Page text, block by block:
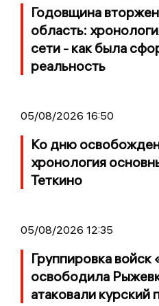
Годовщина
область:
сети - как была
реальность
05/08/2026 16:50
Ко дню
хронология
Теткино
05/08/2026 12:35
Группировка войск
освободила
атаковали курский